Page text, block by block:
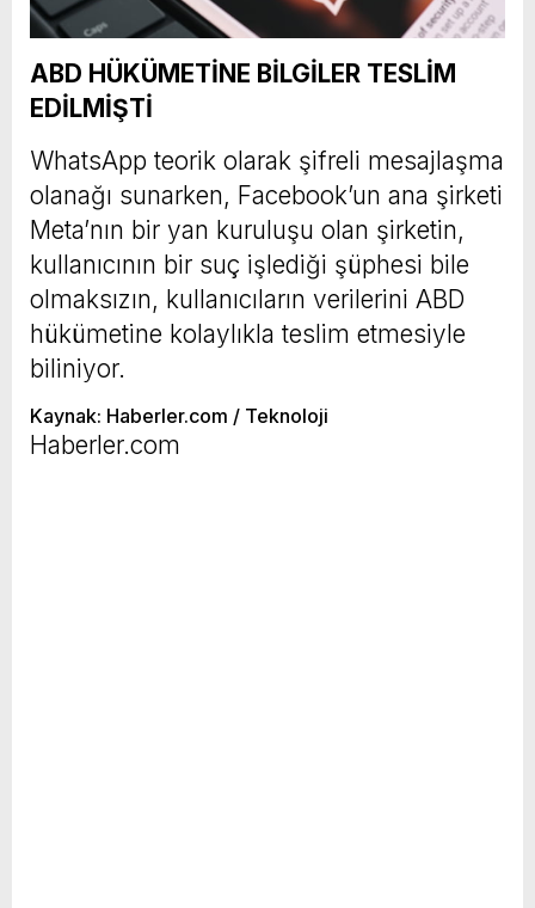
ABD HÜKÜMETİNE BİLGİLER TESLİM
EDİLMİŞTİ
WhatsApp teorik olarak şifreli mesajlaşma
olanağı sunarken, Facebook’un ana şirketi
Meta’nın bir yan kuruluşu olan şirketin,
kullanıcının bir suç işlediği şüphesi bile
olmaksızın, kullanıcıların verilerini ABD
hükümetine kolaylıkla teslim etmesiyle
biliniyor.
Kaynak: Haberler.com / Teknoloji
Haberler.com